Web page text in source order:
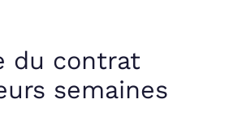
du contrat
semaines